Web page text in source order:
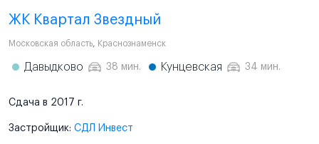
ЖК Квартал Звездный
Московская область, Краснознаменск
Давыдково 38 мин. Кунцевская 34 мин.
Сдача в 2017 г.
Застройщик: СДЛ Инвест